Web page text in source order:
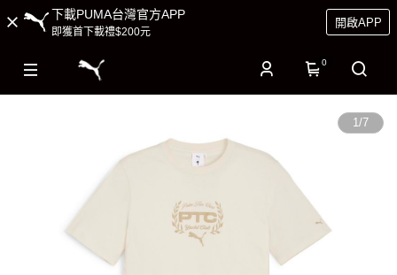
下載PUMA台灣官方APP
即獲首下載禮$200元
開啟APP
0
1/7